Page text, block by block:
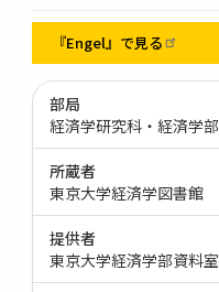
『Engel』で見る
部局
経済学研究科・経済学部
所蔵者
東京大学経済学図書館
提供者
東京大学経済学部資料室